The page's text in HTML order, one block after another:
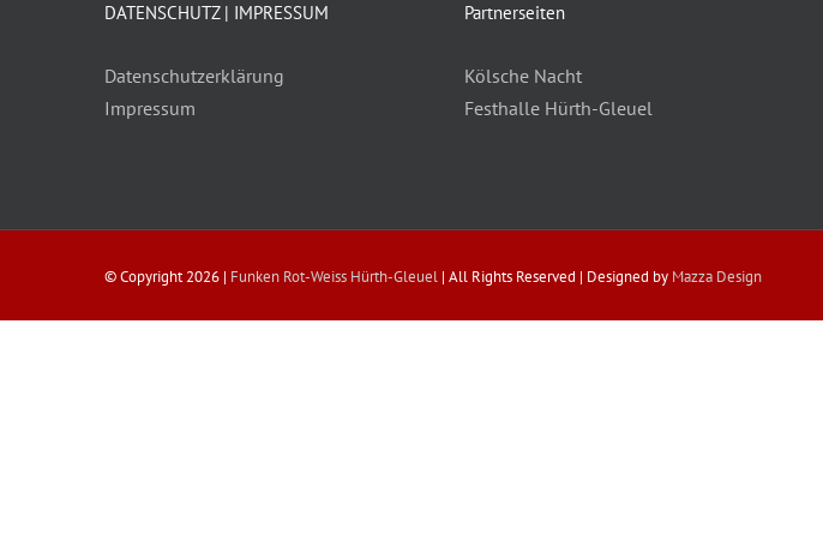
DATENSCHUTZ | IMPRESSUM
Datenschutzerklärung
Impressum
Partnerseiten
Kölsche Nacht
Festhalle Hürth-Gleuel
© Copyright2026 | Funken Rot-Weiss Hürth-Gleuel | All Rights Reserved | Designed by Mazza Design